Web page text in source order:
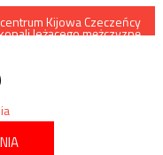
Kijowa Czeczeńcy
leżącego mężczyznę